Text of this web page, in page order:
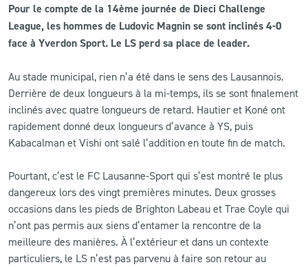
LS E-SHOP
L’APP DU LS
MATCH DES CELEBRITES
PRESSE ET MEDIAS
Pour le compte de la 14ème journée de Dieci Challenge
League, les hommes de Ludovic Magnin se sont inclinés 4-0
face à Yverdon Sport. Le LS perd sa place de leader.
Au stade municipal, rien n’a été dans le sens des Lausannois.
Derrière de deux longueurs à la mi-temps, ils se sont finalement
inclinés avec quatre longueurs de retard. Hautier et Koné ont
rapidement donné deux longueurs d’avance à YS, puis
Kabacalman et Vishi ont salé l’addition en toute fin de match.
Pourtant, c’est le FC Lausanne-Sport qui s’est montré le plus
dangereux lors des vingt premières minutes. Deux grosses
occasions dans les pieds de Brighton Labeau et Trae Coyle qui
n’ont pas permis aux siens d’entamer la rencontre de la
meilleure des manières. À l’extérieur et dans un contexte
particuliers, le LS n’est pas parvenu à faire son retour au